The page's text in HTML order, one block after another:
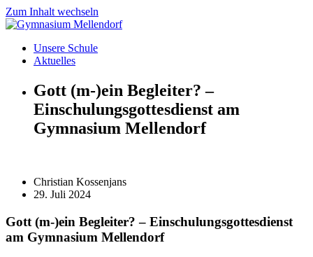
Zum Inhalt wechseln
Unsere Schule
Aktuelles
Gott (m-)ein Begleiter? –
Einschulungsgottesdienst am
Gymnasium Mellendorf
Christian Kossenjans
29. Juli 2024
Gott (m-)ein Begleiter? – Einschulungsgottesdienst
am Gymnasium Mellendorf